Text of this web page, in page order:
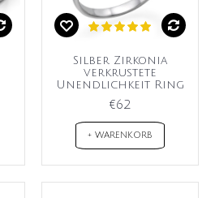
Silber Zirkonia
verkrustete
Unendlichkeit Ring
€62
+ WARENKORB